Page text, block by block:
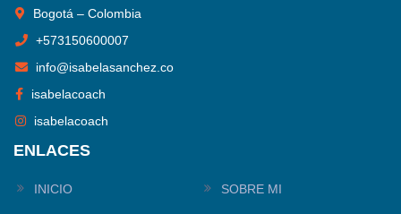
Bogotá – Colombia
+573150600007
info@isabelasanchez.co
isabelacoach
isabelacoach
ENLACES
INICIO SOBRE MI